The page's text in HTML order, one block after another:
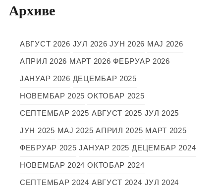
Архиве
АВГУСТ 2026 ЈУЛ 2026 ЈУН 2026 МАЈ 2026
АПРИЛ 2026 МАРТ 2026 ФЕБРУАР 2026
ЈАНУАР 2026 ДЕЦЕМБАР 2025
НОВЕМБАР 2025 ОКТОБАР 2025
СЕПТЕМБАР 2025 АВГУСТ 2025 ЈУЛ 2025
ЈУН 2025 МАЈ 2025 АПРИЛ 2025 МАРТ 2025
ФЕБРУАР 2025 ЈАНУАР 2025 ДЕЦЕМБАР 2024
НОВЕМБАР 2024 ОКТОБАР 2024
СЕПТЕМБАР 2024 АВГУСТ 2024 ЈУЛ 2024